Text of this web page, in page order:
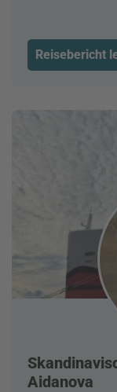
Reisebericht
Aidanova